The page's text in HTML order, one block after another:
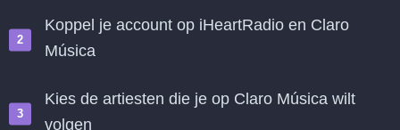
Koppel je account op iHeartRadio en Claro
Música
Kies de artiesten die je op Claro Música wilt
volgen